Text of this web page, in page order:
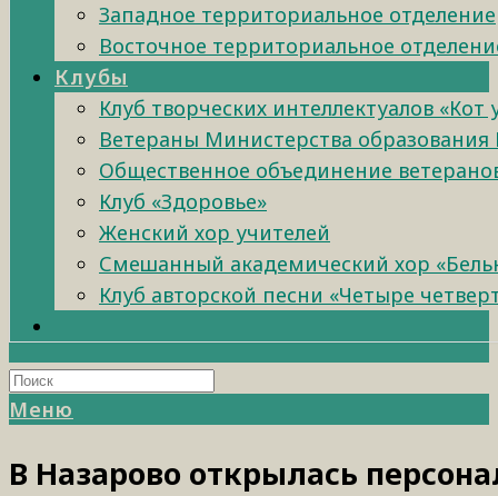
Западное территориальное отделение
Восточное территориальное
Клубы
Клуб творческих интеллектуалов «Кот
Ветераны Министерства образования
Общественное объединение
Клуб «Здоровье»
Женский хор учителей
Смешанный академический хор
Клуб авторской песни «Четыре
Меню
В Назарово открылась